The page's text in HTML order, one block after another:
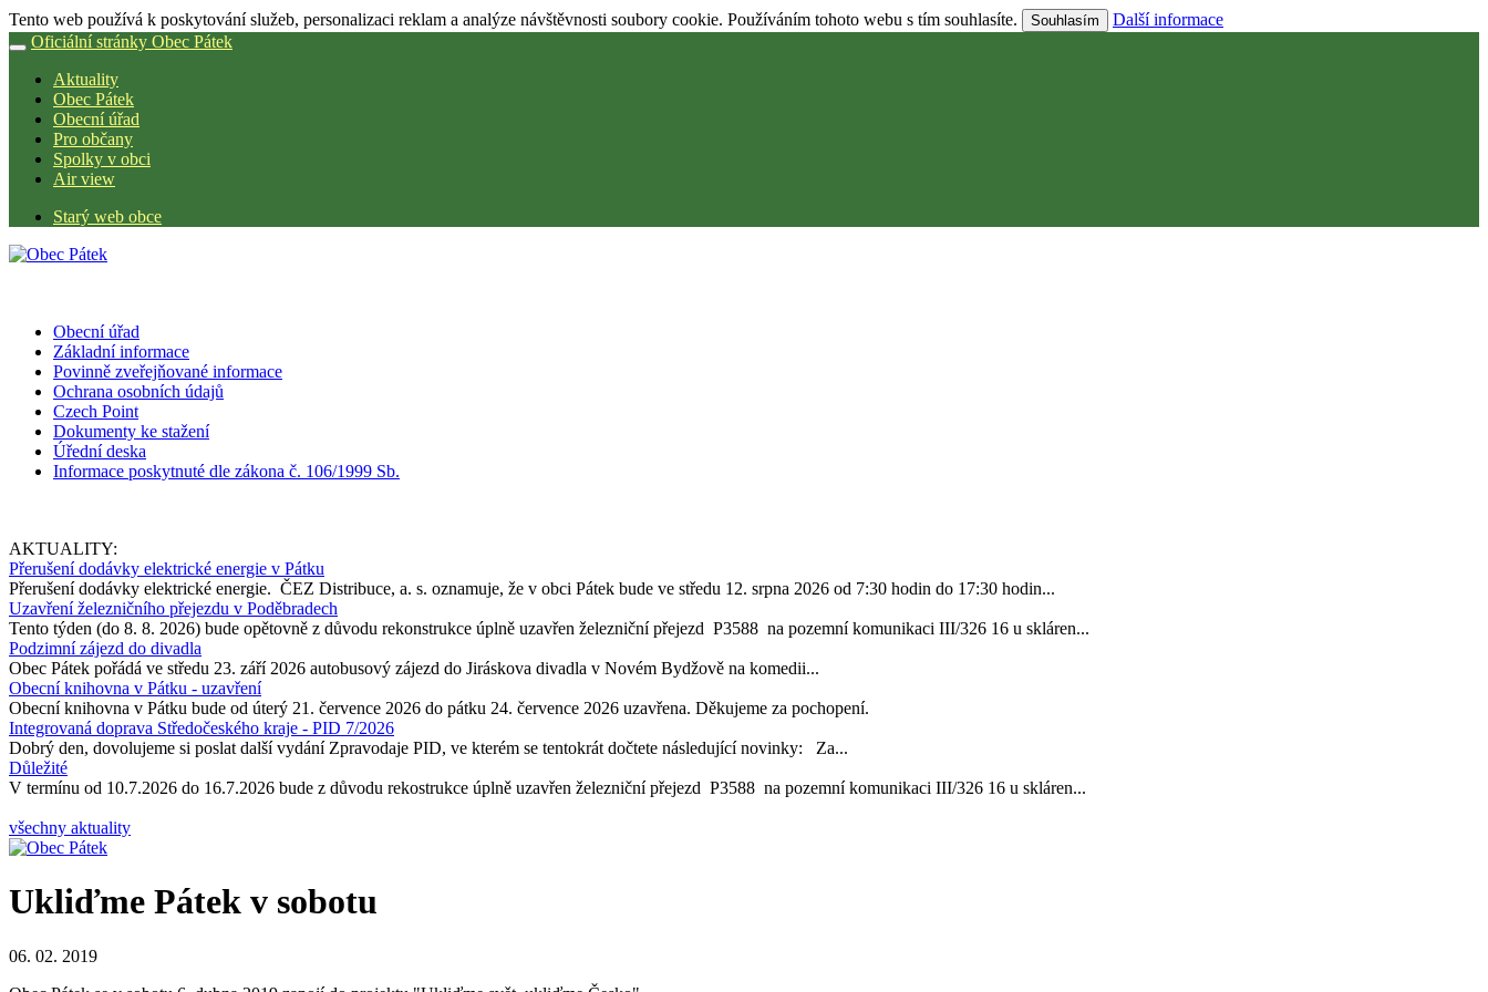
Tento web používá k poskytování služeb, personalizaci reklam a analýze návštěvnosti soubory cookie. Používáním tohoto webu s tím souhlasíte. Souhlasím
Další informace
Oficiální stránky Obec Pátek
Aktuality
Obec Pátek
Obecní úřad
Pro občany
Spolky v obci
Air view
Starý web obce
Obecní úřad
Základní informace
Povinně zveřejňované informace
Ochrana osobních údajů
Czech Point
Dokumenty ke stažení
Úřední deska
Informace poskytnuté dle zákona č. 106/1999 Sb.
AKTUALITY:
Přerušení dodávky elektrické energie v Pátku
Přerušení dodávky elektrické energie. ČEZ Distribuce, a. s. oznamuje, že v obci Pátek bude ve středu 12. srpna 2026 od 7:30 hodin do 17:30 hodin...
Uzavření železničního přejezdu v Poděbradech
Tento týden (do 8. 8. 2026) bude opětovně z důvodu rekonstrukce úplně uzavřen železniční přejezd P3588 na pozemní komunikaci III/326 16 u skláren...
Podzimní zájezd do divadla
Obec Pátek pořádá ve středu 23. září 2026 autobusový zájezd do Jiráskova divadla v Novém Bydžově na komedii...
Obecní knihovna v Pátku - uzavření
Obecní knihovna v Pátku bude od úterý 21. července 2026 do pátku 24. července 2026 uzavřena. Děkujeme za pochopení.
Integrovaná doprava Středočeského kraje - PID 7/2026
Dobrý den, dovolujeme si poslat další vydání Zpravodaje PID, ve kterém se tentokrát dočtete následující novinky: Za...
Důležité
V termínu od 10.7.2026 do 16.7.2026 bude z důvodu rekostrukce úplně uzavřen železniční přejezd P3588 na pozemní komunikaci III/326 16 u skláren...
všechny aktuality
Ukliďme Pátek v sobotu
06. 02. 2019